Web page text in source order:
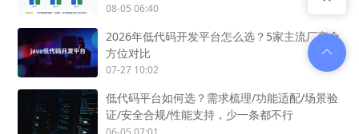
08-05 06:40
2026年低代码开发平台怎么选？5家主流厂商全
方位对比
07-27 10:02
低代码平台如何选？需求梳理/功能适配/场景验
证/安全合规/性能支持，少一条都不行